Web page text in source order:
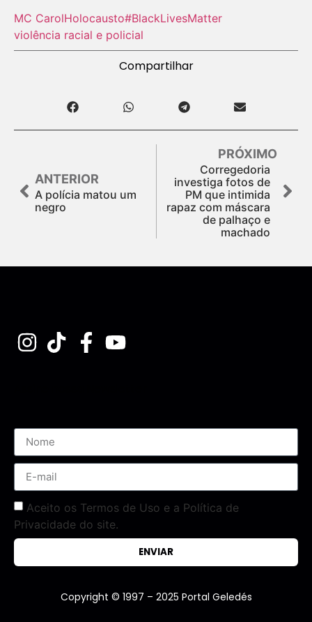
MC CarolHolocausto‬#BlackLivesMatter
violência racial e policial
Compartilhar
ANTERIOR
A polícia matou um
negro
PRÓXIMO
Corregedoria
investiga fotos de
PM que intimida
rapaz com máscara
de palhaço e
machado
Aceito os Termos de Uso e a Política de
Privacidade do site.
ENVIAR
Copyright © 1997 – 2025 Portal Geledés